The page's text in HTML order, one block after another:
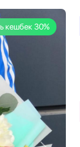
кешбек 30%